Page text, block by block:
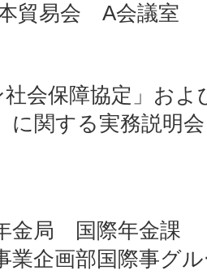
貿易会 A会議室
社会保障協定」お
に関する実務説明会
金局 国際年金
業企画部国際事